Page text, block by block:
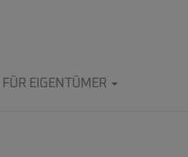
FÜR EIGENTÜMER